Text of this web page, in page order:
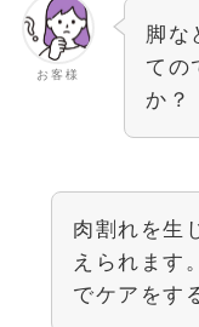
お客様
脚な
ての
か？
肉割れを生
えられます
でケアをす